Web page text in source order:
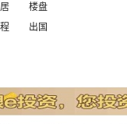
楼盘
出国